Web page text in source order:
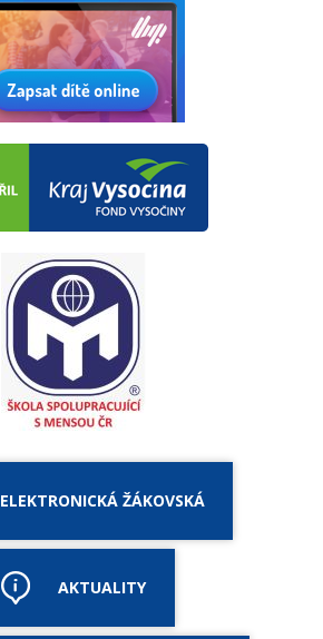
ELEKTRONICKÁ ŽÁKOVSKÁ
AKTUALITY